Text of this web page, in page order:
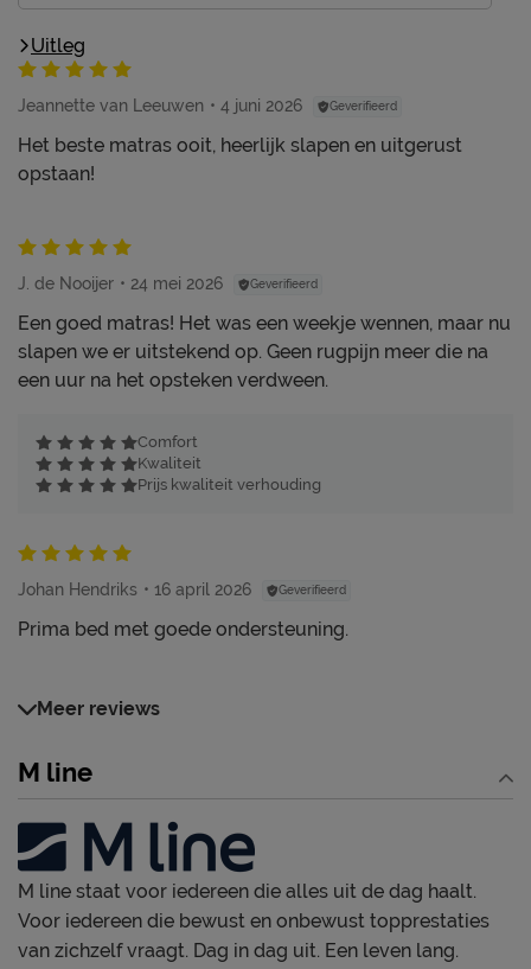
Uitleg
Jeannette van Leeuwen 4 juni 2026 Geverifieerd
Het beste matras ooit, heerlijk slapen en uitgerust
opstaan!
J. de Nooijer 24 mei 2026 Geverifieerd
Een goed matras! Het was een weekje wennen, maar nu
slapen we er uitstekend op. Geen rugpijn meer die na
een uur na het opsteken verdween.
Comfort
Kwaliteit
Prijs kwaliteit verhouding
Johan Hendriks 16 april 2026 Geverifieerd
Prima bed met goede ondersteuning.
Meer reviews
M line
M line staat voor iedereen die alles uit de dag haalt.
Voor iedereen die bewust en onbewust topprestaties
van zichzelf vraagt. Dag in dag uit. Een leven lang.